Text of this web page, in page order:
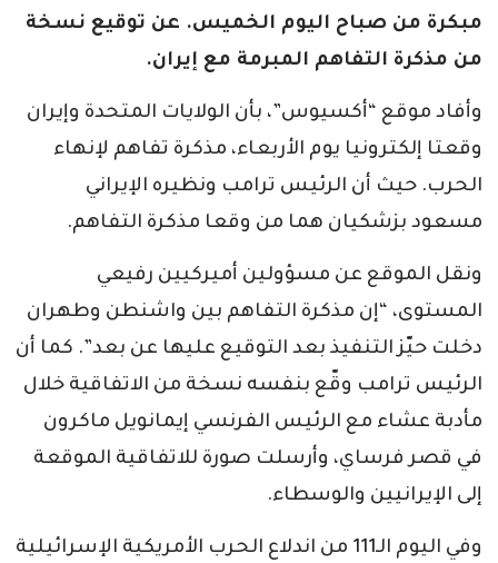
مبكرة من صباح اليوم الخميس. عن توقيع نسخة
من مذكرة التفاهم المبرمة مع إيران.
وأفاد موقع “أكسيوس”، بأن الولايات المتحدة وإيران
وقعتا إلكترونيا يوم الأربعاء، مذكرة تفاهم لإنهاء
الحرب. حيث أن الرئيس ترامب ونظيره الإيراني
مسعود بزشكيان هما من وقعا مذكرة التفاهم.
ونقل الموقع عن مسؤولين أميركيين رفيعي
المستوى، “إن مذكرة التفاهم بين واشنطن وطهران
دخلت حيّز التنفيذ بعد التوقيع عليها عن بعد”. كما أن
الرئيس ترامب وقّع بنفسه نسخة من الاتفاقية خلال
مأدبة عشاء مع الرئيس الفرنسي إيمانويل ماكرون
في قصر فرساي، وأرسلت صورة للاتفاقية الموقعة
إلى الإيرانيين والوسطاء.
وفي اليوم الـ111 من اندلاع الحرب الأمريكية الإسرائيلية